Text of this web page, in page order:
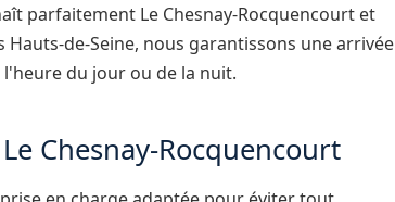
parfaitement Le Chesnay-Rocquencourt et
de-Seine, nous garantissons une arrivée
du jour ou de la nuit.
Chesnay-Rocquencourt